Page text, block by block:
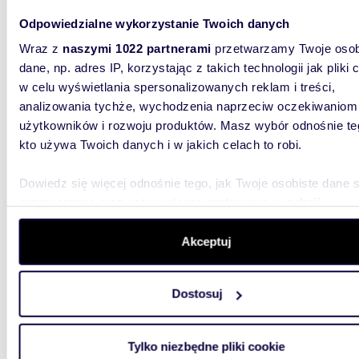
Odpowiedzialne wykorzystanie Twoich danych
Wraz z naszymi 1022 partnerami przetwarzamy Twoje
dane, np. adres IP, korzystając z takich technologii jak pliki
w celu wyświetlania spersonalizowanych reklam i treści,
analizowania tychże, wychodzenia naprzeciw oczekiwaniom
użytkowników i rozwoju produktów. Masz wybór odnośnie
kto używa Twoich danych i w jakich celach to robi.
Dowiedz się więcej odnośnie tego, jak Twoje osobiste dane
szczegółów. W Deklaracji plików cookie możesz zmienić
wycofać swoją zgodę w dowolnej chwili.
aby oferować funkcje społecznościowe i analizować ruch w
witrynie. Informacje o tym, jak korzystasz z naszej witryny,
analitycznym. Partnerzy mogą połączyć te informacje z
Akceptuj
Dostosuj
Tylko niezbędne pliki cookie
2 131
Jasne